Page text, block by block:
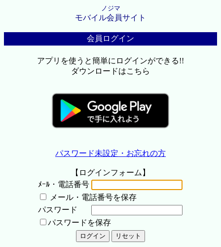
ノジマ
モバイル会員サイト
会員ログイン
アプリを使うと簡単にログインができる!!
ダウンロードはこちら
パスワード未設定・お忘れの方
【ログインフォーム】
ﾒｰﾙ・電話番号
メール・電話番号を保存
パスワード
パスワードを保存